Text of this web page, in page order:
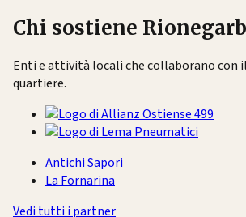
Chi sostiene
Enti e attività locali che collaborano con
quartiere.
Antichi Sapori
La Fornarina
Vedi tutti i partner